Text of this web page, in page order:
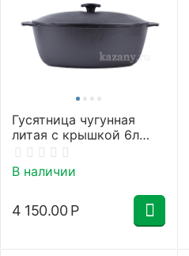
Гусятница чугунная
литая с крышкой 6л
Гардарика
В наличии
4 150.00 Р